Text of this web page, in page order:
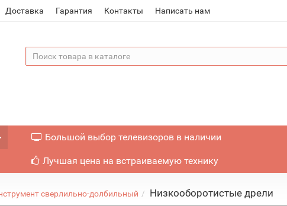
Доставка Гарантия Контакты Написать нам
Большой выбор телевизоров в наличии
Лучшая цена на встраиваемую технику
сверлильно-долбильный Низкооборотистые дрели